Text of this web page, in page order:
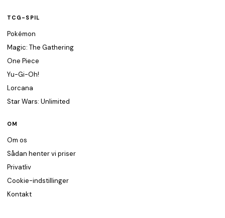
TCG-SPIL
Pokémon
Magic: The Gathering
One Piece
Yu-Gi-Oh!
Lorcana
Star Wars: Unlimited
OM
Om os
Sådan henter vi priser
Privatliv
Cookie-indstillinger
Kontakt